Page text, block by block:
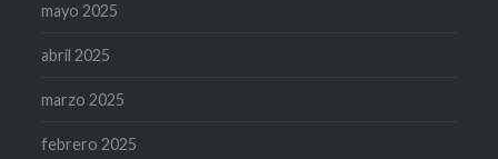
mayo 2025
abril 2025
marzo 2025
febrero 2025